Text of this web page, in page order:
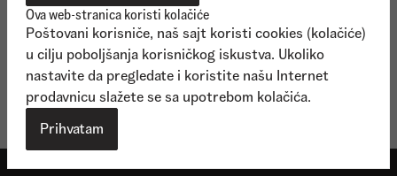
Koji je minimalni iznos za
poručivanje?
13/10/2023
Detaljnije
Ova web-stranica koristi kolačiće
Poštovani korisniče, naš sajt koristi cookies (kolačiće)
u cilju poboljšanja korisničkog iskustva. Ukoliko
nastavite da pregledate i koristite našu Internet
prodavnicu slažete se sa upotrebom kolačića.
Prihvatam